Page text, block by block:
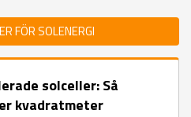
FÖR SOLENERGI
solceller: Så
kvadratmeter